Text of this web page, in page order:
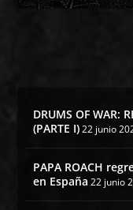
DRUMS OF WAR:
(PARTE I) 22 junio
PAPA ROACH
en España 22 junio